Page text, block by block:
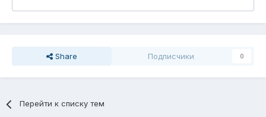
Share Подписчики 0
Перейти к списку тем